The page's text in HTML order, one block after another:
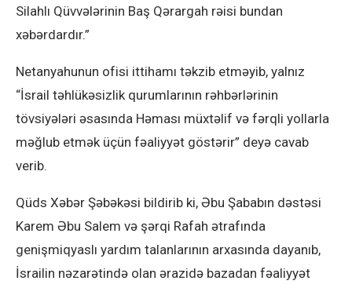
Silahlı Qüvvələrinin Baş Qərargah rəisi bundan
xəbərdardır.”
Netanyahunun ofisi ittihamı təkzib etməyib, yalnız
“İsrail təhlükəsizlik qurumlarının rəhbərlərinin
tövsiyələri əsasında Həması müxtəlif və fərqli yollarla
məğlub etmək üçün fəaliyyət göstərir” deyə cavab
verib.
Qüds Xəbər Şəbəkəsi bildirib ki, Əbu Şababın dəstəsi
Karem Əbu Salem və şərqi Rafah ətrafında
genişmiqyaslı yardım talanlarının arxasında dayanıb,
İsrailin nəzarətində olan ərazidə bazadan fəaliyyət